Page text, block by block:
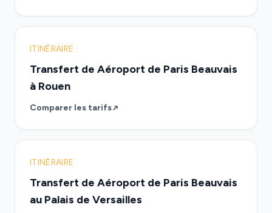
ITINÉRAIRE
Transfert de Aéroport de Paris Beauvais
à Rouen
Comparer les tarifs
ITINÉRAIRE
Transfert de Aéroport de Paris Beauvais
au Palais de Versailles